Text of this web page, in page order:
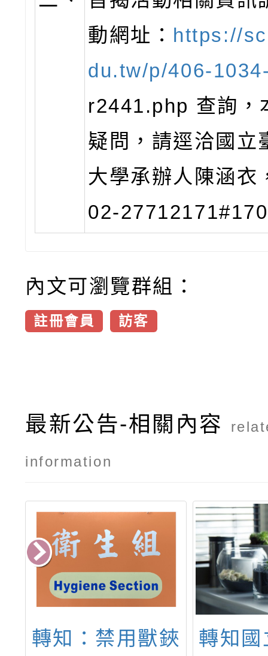
動網址： https://
du.tw/p/406-
r2441.php 查詢，
疑問，請逕洽國立
大學承辦人陳涵衣
02-
內文可瀏覽群組：
註冊會員 訪客
最新公告-相關內容
information
轉知：禁用獸鋏
轉知